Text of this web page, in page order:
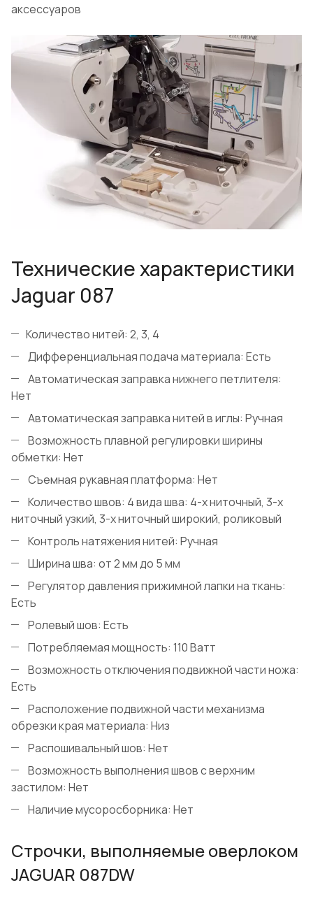
аксессуаров
Технические характеристики
Jaguar 087
Количество нитей: 2, 3, 4
Дифференциальная подача материала: Есть
Автоматическая заправка нижнего петлителя:
Нет
Автоматическая заправка нитей в иглы: Ручная
Возможность плавной регулировки ширины
обметки: Нет
Съемная рукавная платформа: Нет
Количество швов: 4 вида шва: 4-х ниточный, 3-х
ниточный узкий, 3-х ниточный широкий, роликовый
Контроль натяжения нитей: Ручная
Ширина шва: от 2 мм до 5 мм
Регулятор давления прижимной лапки на ткань:
Есть
Ролевый шов: Есть
Потребляемая мощность: 110 Ватт
Возможность отключения подвижной части ножа:
Есть
Расположение подвижной части механизма
обрезки края материала: Низ
Распошивальный шов: Нет
Возможность выполнения швов с верхним
застилом: Нет
Наличие мусоросборника: Нет
Строчки, выполняемые оверлоком
JAGUAR 087DW